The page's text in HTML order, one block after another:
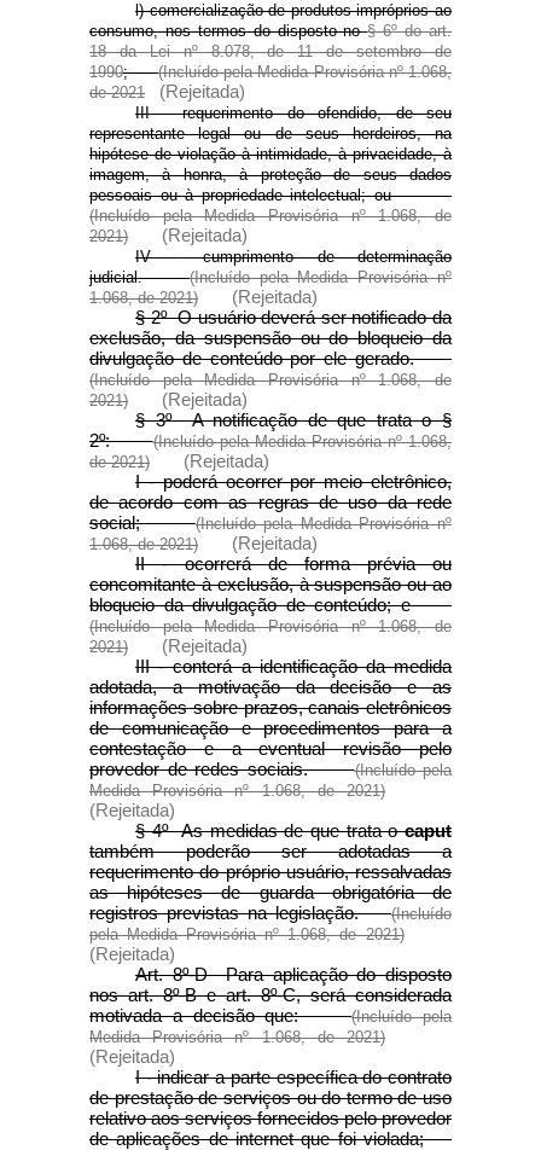
l) comercialização de produtos impróprios ao
consumo, nos termos do disposto no§ 6º do art.
18 da Lei nº 8.078, de 11 de setembro de
1990;(Incluído pela Medida Provisória nº 1.068,
de 2021
(Rejeitada)
III - requerimento do ofendido, de seu
representante legal ou de seus herdeiros, na
hipótese de violação à intimidade, à privacidade, à
imagem, à honra, à proteção de seus dados
pessoais ou à propriedade intelectual; ou
(Incluído pela Medida Provisória nº 1.068, de
2021)
(Rejeitada)
IV - cumprimento de determinação
judicial.(Incluído pela Medida Provisória nº
1.068, de 2021)
(Rejeitada)
§ 2º O usuário deverá ser notificado da
exclusão, da suspensão ou do bloqueio da
divulgação de conteúdo por ele gerado.
(Incluído pela Medida Provisória nº 1.068, de
2021)
(Rejeitada)
§ 3º A notificação de que trata o §
2º:(Incluído pela Medida Provisória nº 1.068,
de 2021)
(Rejeitada)
I - poderá ocorrer por meio eletrônico,
de acordo com as regras de uso da rede
social;(Incluído pela Medida Provisória nº
1.068, de 2021)
(Rejeitada)
II - ocorrerá de forma prévia ou
concomitante à exclusão, à suspensão ou ao
bloqueio da divulgação de conteúdo; e
(Incluído pela Medida Provisória nº 1.068, de
2021)
(Rejeitada)
III - conterá a identificação da medida
adotada, a motivação da decisão e as
informações sobre prazos, canais eletrônicos
de comunicação e procedimentos para a
contestação e a eventual revisão pelo
provedor de redes sociais.(Incluído pela
Medida Provisória nº 1.068, de 2021)
(Rejeitada)
§ 4º As medidas de que trata ocaput
também poderão ser adotadas a
requerimento do próprio usuário, ressalvadas
as hipóteses de guarda obrigatória de
registros previstas na legislação.(Incluído
pela Medida Provisória nº 1.068, de 2021)
(Rejeitada)
Art. 8º-D Para aplicação do disposto
nos art. 8º-B e art. 8º-C, será considerada
motivada a decisão que:(Incluído pela
Medida Provisória nº 1.068, de 2021)
(Rejeitada)
I - indicar a parte específica do contrato
de prestação de serviços ou do termo de uso
relativo aos serviços fornecidos pelo provedor
de aplicações de internet que foi violada;